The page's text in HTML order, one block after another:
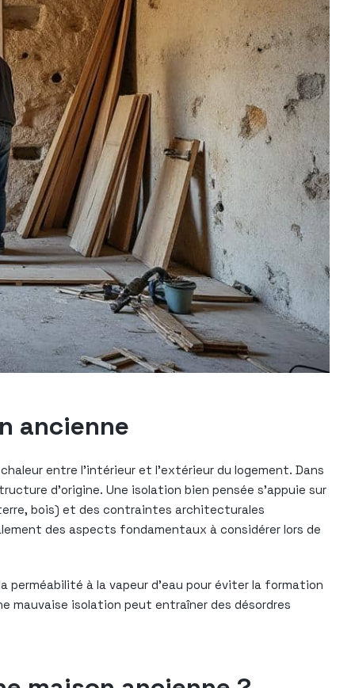
ancienne
entre l’intérieur et l’extérieur du logement. Dans
d’origine. Une isolation bien pensée s’appuie sur
bois) et des contraintes architecturales
des aspects fondamentaux à considérer lors de
à la vapeur d’eau pour éviter la formation
mauvaise isolation peut entraîner des désordres